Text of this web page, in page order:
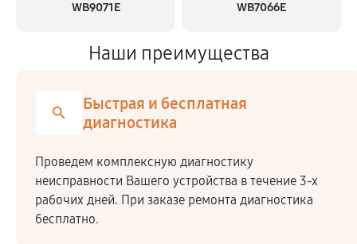
WB9071E WB7066E
Наши преимущества
Быстрая и бесплатная
диагностика
Проведем комплексную диагностику
неисправности Вашего устройства в течение 3-х
рабочих дней. При заказе ремонта диагностика
бесплатно.